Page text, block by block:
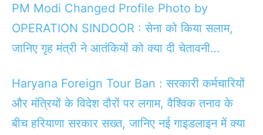
PM Modi Changed Profile Photo by
OPERATION SINDOOR : सेना को किया सलाम,
जानिए गृह मंत्री ने आतंकियों को क्या दी चेतावनी…
Haryana Foreign Tour Ban : सरकारी कर्मचारियों
और मंत्रियों के विदेश दौरों पर लगाम, वैश्विक तनाव के
बीच हरियाणा सरकार सख्त, जानिए नई गाइडलाइन में क्या